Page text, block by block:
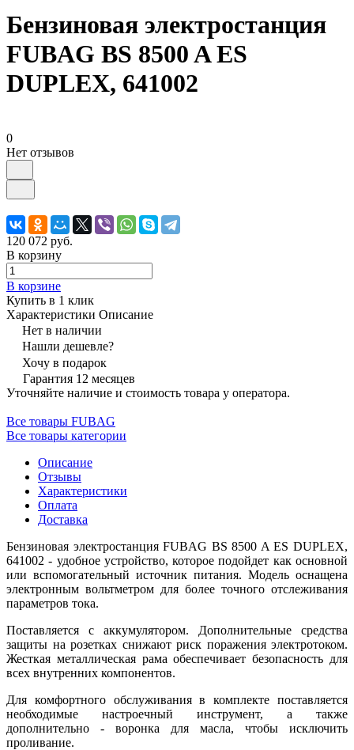
Бензиновая электростанция
FUBAG BS 8500 A ES
DUPLEX, 641002
0
Нет отзывов
120 072 руб.
В корзину
В корзине
Купить в 1 клик
Характеристики Описание
Нет в наличии
Нашли дешевле?
Хочу в подарок
Гарантия 12 месяцев
Уточняйте наличие и стоимость товара у оператора.
Все товары FUBAG
Все товары категории
Описание
Отзывы
Характеристики
Оплата
Доставка
Бензиновая электростанция FUBAG BS 8500 A ES DUPLEX,
641002 - удобное устройство, которое подойдет как основной
или вспомогательный источник питания. Модель оснащена
электронным вольтметром для более точного отслеживания
параметров тока.
Поставляется с аккумулятором. Дополнительные средства
защиты на розетках снижают риск поражения электротоком.
Жесткая металлическая рама обеспечивает безопасность для
всех внутренних компонентов.
Для комфортного обслуживания в комплекте поставляется
необходимые настроечный инструмент, а также
дополнительно - воронка для масла, чтобы исключить
проливание.